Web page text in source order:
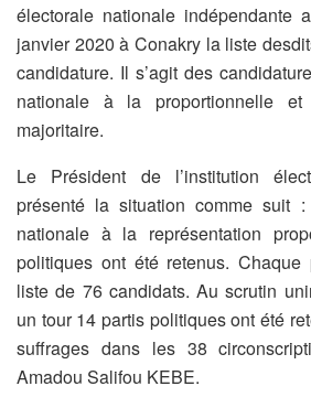
électorale nationale indépendante
janvier 2020 à Conakry la liste
candidature. Il s’agit des
nationale à la proportionnelle
majoritaire.
Le Président de l’institution
présenté la situation comme suit :
nationale à la représentation
politiques ont été retenus.
liste de 76 candidats. Au scrutin
un tour 14 partis politiques ont été
suffrages dans les 38
Amadou Salifou KEBE.